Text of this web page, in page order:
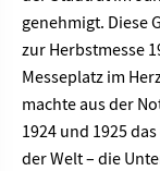
genehmigt. Diese
zur Herbstmesse
Messeplatz im
machte aus der
1924 und 1925
der Welt – die